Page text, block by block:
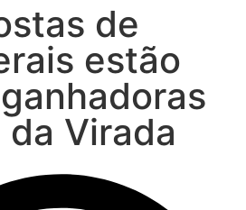
de
estão
Virada